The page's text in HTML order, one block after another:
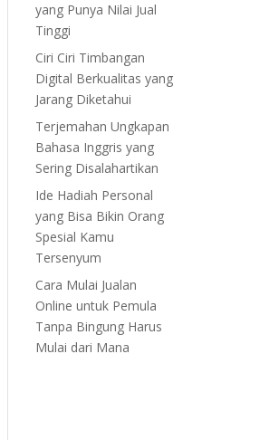
yang Punya Nilai Jual
Tinggi
Ciri Ciri Timbangan
Digital Berkualitas yang
Jarang Diketahui
Terjemahan Ungkapan
Bahasa Inggris yang
Sering Disalahartikan
Ide Hadiah Personal
yang Bisa Bikin Orang
Spesial Kamu
Tersenyum
Cara Mulai Jualan
Online untuk Pemula
Tanpa Bingung Harus
Mulai dari Mana